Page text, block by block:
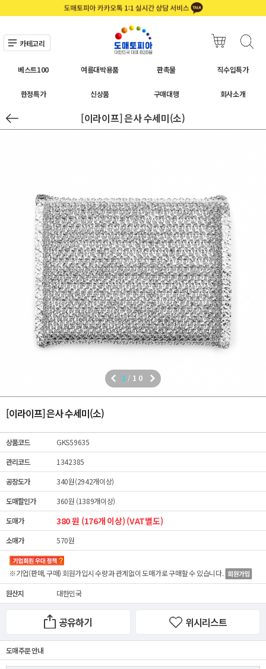
카테고리
베스트100 여름대박용품 판촉물 직수입특가
한정특가 신상품 구매대행 회사소개
[이라이프] 은사 수세미(소)
1 / 10
[이라이프] 은사 수세미(소)
상품코드
GKS59635
관리코드
1342385
공장도가
340원(2942개이상)
도매할인가
360원 (1389개이상)
도매가
380 원 (176개 이상) (VAT별도)
소매가 570원
※기업(판매, 구매) 회원가입시 수량과 관계없이도매가로 구매할 수 있습니다.
원산지 대한민국
공유하기 위시리스트
도매 주문 안내